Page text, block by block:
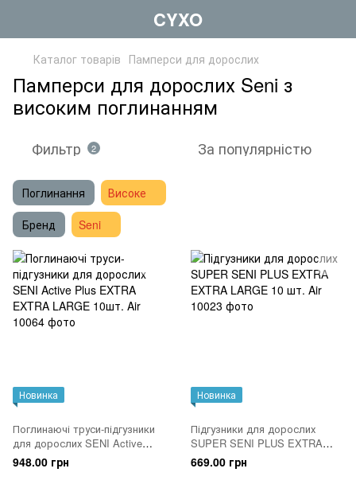
CYXO
Каталог товарів Памперси для дорослих
Памперси для дорослих Seni з
високим поглинанням
Фильтр 2 За популярністю
Поглинання
Високе
Бренд
Seni
Новинка
Поглинаючі труси-підгузники
для дорослих SENI Active
Plus EXTRA EXTRA LARGE
10шт. Air
948.00 грн
Новинка
Підгузники для дорослих
SUPER SENI PLUS EXTRA
EXTRA LARGE 10 шт. Air
669.00 грн